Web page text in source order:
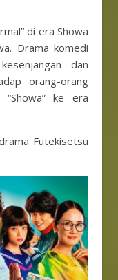
di era Showa
Drama komedi
dan
orang-orang
ke era
Futekisetsu